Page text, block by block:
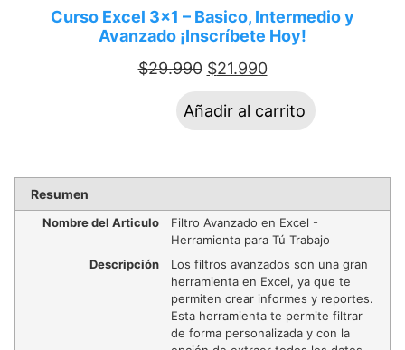
Curso Excel 3×1 – Basico, Intermedio y
Avanzado ¡Inscríbete Hoy!
$29.990 $21.990
Añadir al carrito
Resumen
Nombre del Articulo
Filtro Avanzado en Excel -
Herramienta para Tú Trabajo
Descripción
Los filtros avanzados son una gran
herramienta en Excel, ya que te
permiten crear informes y reportes.
Esta herramienta te permite filtrar
de forma personalizada y con la